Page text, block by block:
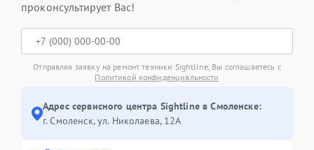
проконсультирует Вас!
Отправляя заявку на ремонт техники Sightline, Вы соглашаетесь с
Политикой конфиденциальности
Адрес сервисного центра Sightline в Смоленске:
г. Смоленск, ул. Николаева, 12А